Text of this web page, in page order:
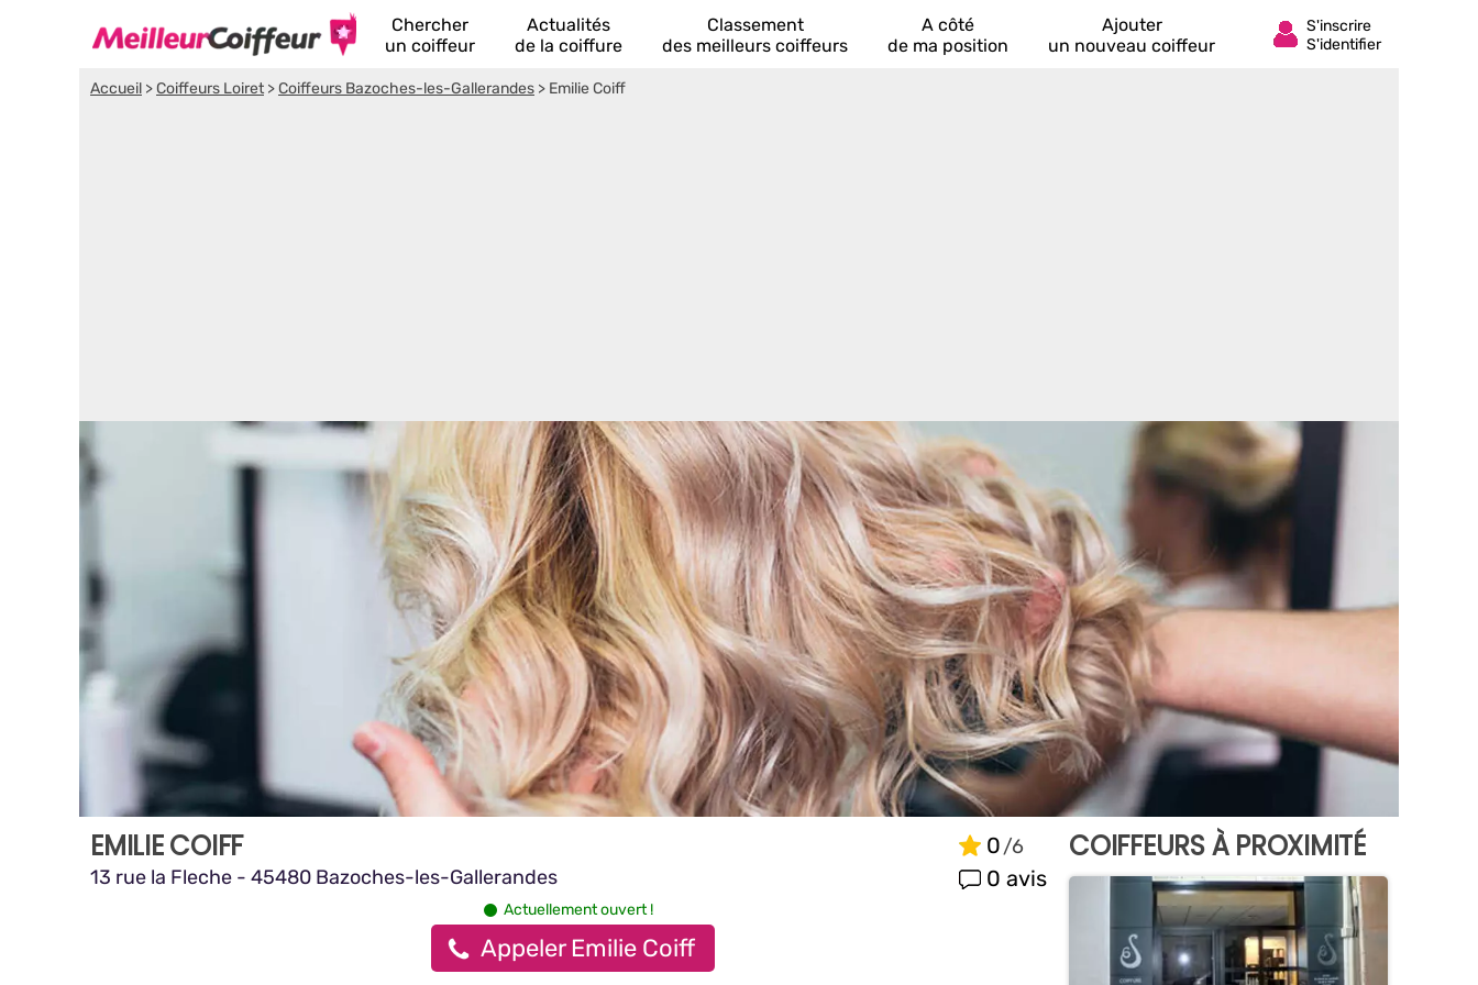
Chercher
un coiffeur
Actualités
de la coiffure
Classement
des meilleurs coiffeurs
A côté
de ma position
Ajouter
un nouveau coiffeur
Accueil >Coiffeurs Loiret>Coiffeurs Bazoches-les-Gallerandes > Emilie Coiff
EMILIE COIFF
13 rue la Fleche - 45480 Bazoches-les-Gallerandes
0
0 avis
Actuellement ouvert !
Appeler Emilie Coiff
COIFFEURS À PROXIMITÉ